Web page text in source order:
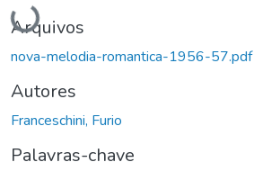
Arquivos
nova-melodia-romantica-1956-57.pdf
Autores
Franceschini, Furio
Palavras-chave